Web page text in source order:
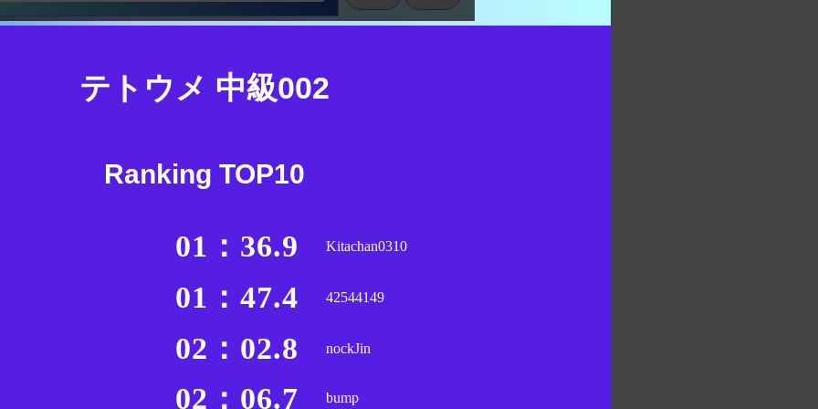
テトウメ 中級002
Ranking TOP10
01：36.9 Kitachan0310
01：47.4 42544149
02：02.8 nockJin
02：06.7 bump